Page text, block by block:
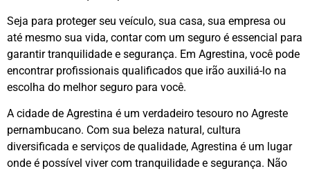
Seja para proteger seu veículo, sua casa, sua empresa ou
até mesmo sua vida, contar com um seguro é essencial para
garantir tranquilidade e segurança. Em Agrestina, você pode
encontrar profissionais qualificados que irão auxiliá-lo na
escolha do melhor seguro para você.
A cidade de Agrestina é um verdadeiro tesouro no Agreste
pernambucano. Com sua beleza natural, cultura
diversificada e serviços de qualidade, Agrestina é um lugar
onde é possível viver com tranquilidade e segurança. Não